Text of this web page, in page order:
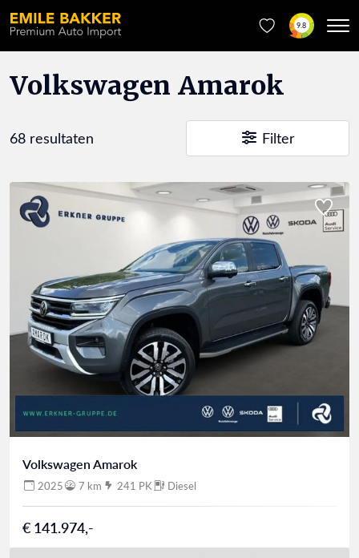
9.8
Volkswagen Amarok
68 resultaten Filter
Volkswagen Amarok
2025 7 km 241 PK Diesel
€ 141.974,-